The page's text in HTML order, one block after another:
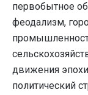
первобытное
феодализм,
движения
политический